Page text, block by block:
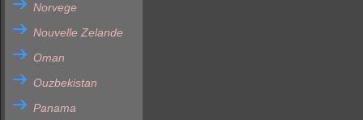
Norvege
Nouvelle Zelande
Oman
Ouzbekistan
Panama